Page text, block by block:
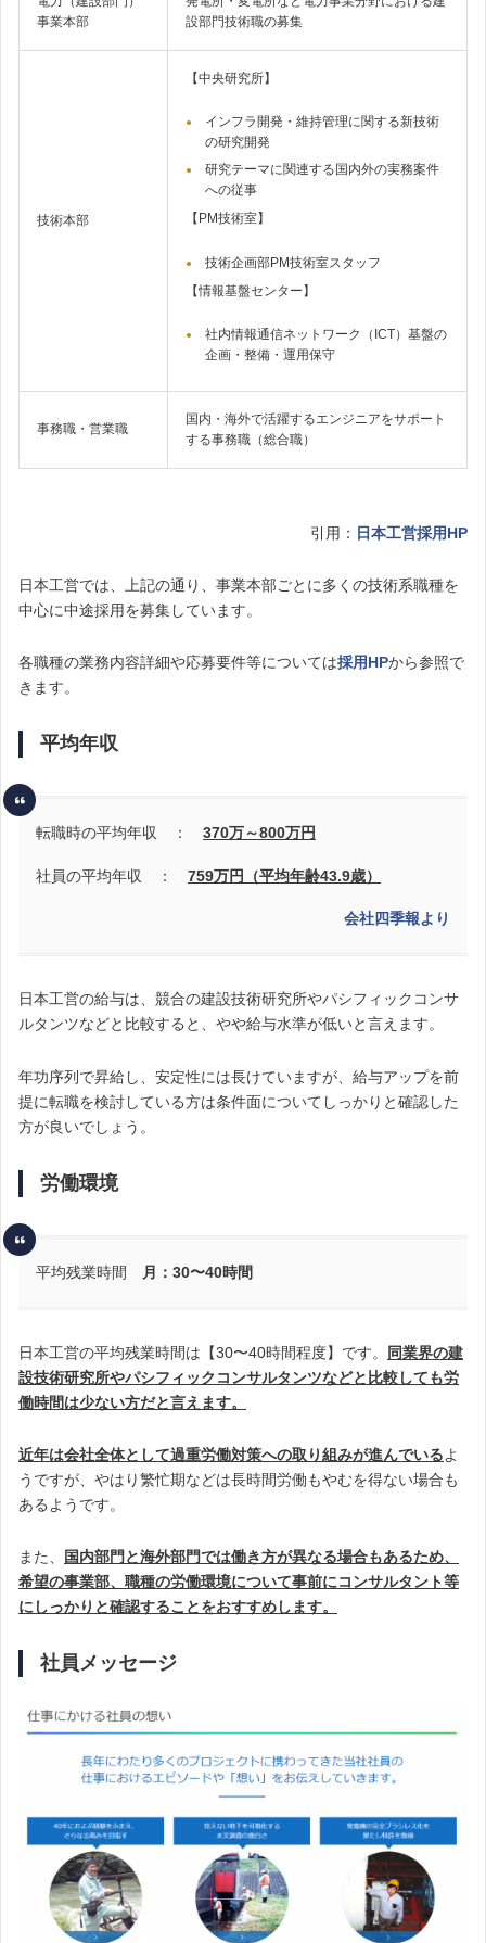
事業本部
設部門技術職の募集
技術本部
【中央研究所】
インフラ開発・維持管理に関する新技術
の研究開発
研究テーマに関連する国内外の実務案件
への従事
【PM技術室】
技術企画部PM技術室スタッフ
【情報基盤センター】
社内情報通信ネットワーク（ICT）基盤の
企画・整備・運用保守
事務職・営業職
国内・海外で活躍するエンジニアをサポート
する事務職（総合職）
引用： 日本工営採用HP
日本工営では、上記の通り、事業本部ごとに多くの技術系職種を
中心に中途採用を募集しています。
各職種の業務内容詳細や応募要件等については採用HPから参照で
きます。
平均年収
転職時の平均年収 ： 370万～800万円
社員の平均年収 ： 759万円（平均年齢43.9歳）
会社四季報より
日本工営の給与は、競合の建設技術研究所やパシフィックコンサ
ルタンツなどと比較すると、やや給与水準が低いと言えます。
年功序列で昇給し、安定性には長けていますが、給与アップを前
提に転職を検討している方は条件面についてしっかりと確認した
方が良いでしょう。
労働環境
平均残業時間 月：30〜40時間
日本工営の平均残業時間は【30〜40時間程度】です。
同業界の建
設技術研究所やパシフィックコンサルタンツなどと比較しても労
働時間は少ない方だと言えます。
近年は会社全体として過重労働対策への取り組みが進んでいるよ
うですが、やはり繁忙期などは長時間労働もやむを得ない場合も
あるようです。
また、
国内部門と海外部門では働き方が異なる場合もあるため、
希望の事業部、職種の労働環境について事前にコンサルタント等
にしっかりと確認することをおすすめします。
社員メッセージ